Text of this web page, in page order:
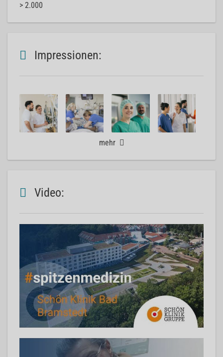
> 2.000
Impressionen:
mehr
Video: